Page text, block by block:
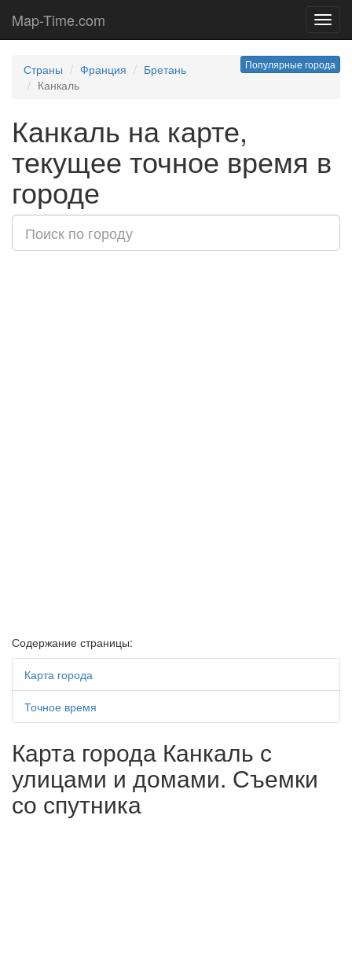
Map-Time.com
Популярные города
Страны Франция
Бретань
Канкаль
Канкаль на карте,
текущее точное время в
городе
Содержание страницы:
Карта города
Точное время
Карта города Канкаль с
улицами и домами. Съемки
со спутника